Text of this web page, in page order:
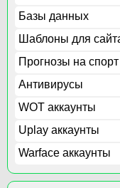
Базы данных
Шаблоны для
Прогнозы на спорт
Антивирусы
WOT аккаунты
Uplay аккаунты
Warface аккаунты